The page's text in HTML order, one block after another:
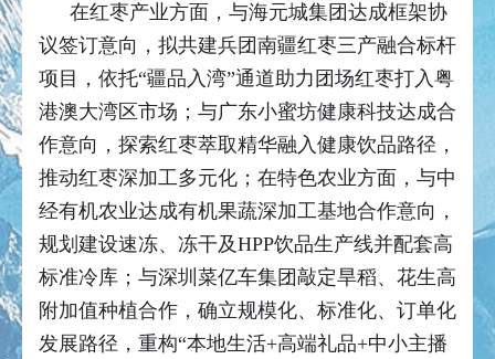
在红枣产业方面，与海元城集团达成框架协
议签订意向，拟共建兵团南疆红枣三产融合标杆
项目，依托“疆品入湾”通道助力团场红枣打入粤
港澳大湾区市场；与广东小蜜坊健康科技达成合
作意向，探索红枣萃取精华融入健康饮品路径，
推动红枣深加工多元化；在特色农业方面，与中
经有机农业达成有机果蔬深加工基地合作意向，
规划建设速冻、冻干及HPP饮品生产线并配套高
标准冷库；与深圳菜亿车集团敲定旱稻、花生高
附加值种植合作，确立规模化、标准化、订单化
发展路径，重构“本地生活+高端礼品+中小主播